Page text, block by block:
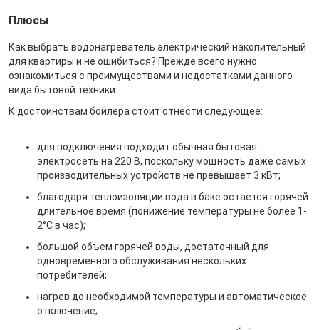
Плюсы
Как выбрать водонагреватель электрический накопительный
для квартиры и не ошибиться? Прежде всего нужно
ознакомиться с преимуществами и недостатками данного
вида бытовой техники.
К достоинствам бойлера стоит отнести следующее:
для подключения подходит обычная бытовая
электросеть на 220 В, поскольку мощность даже самых
производительных устройств не превышает 3 кВт;
благодаря теплоизоляции вода в баке остается горячей
длительное время (понижение температуры не более 1-
2°C в час);
большой объем горячей воды, достаточный для
одновременного обслуживания нескольких
потребителей;
нагрев до необходимой температуры и автоматическое
отключение;